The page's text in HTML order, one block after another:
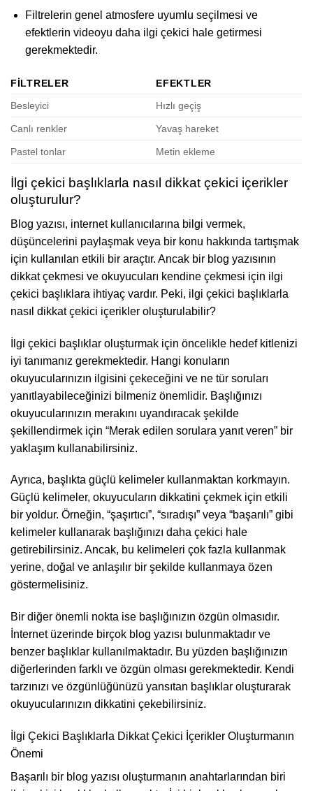
Filtrelerin genel atmosfere uyumlu seçilmesi ve
efektlerin videoyu daha ilgi çekici hale getirmesi
gerekmektedir.
FILTRELER
EFEKTLER
Besleyici
Hızlı geçiş
Canlı renkler Yavaş hareket
Pastel tonlar Metin ekleme
İlgi çekici başlıklarla nasıl dikkat çekici içerikler
oluşturulur?
Blog yazısı, internet kullanıcılarına bilgi vermek,
düşüncelerini paylaşmak veya bir konu hakkında tartışmak
için kullanılan etkili bir araçtır. Ancak bir blog yazısının
dikkat çekmesi ve okuyucuları kendine çekmesi için ilgi
çekici başlıklara ihtiyaç vardır. Peki, ilgi çekici başlıklarla
nasıl dikkat çekici içerikler oluşturulabilir?
İlgi çekici başlıklar oluşturmak için öncelikle hedef kitlenizi
iyi tanımanız gerekmektedir. Hangi konuların
okuyucularınızın ilgisini çekeceğini ve ne tür soruları
yanıtlayabileceğinizi bilmeniz önemlidir. Başlığınızı
okuyucularınızın merakını uyandıracak şekilde
şekillendirmek için “Merak edilen sorulara yanıt veren” bir
yaklaşım kullanabilirsiniz.
Ayrıca, başlıkta güçlü kelimeler kullanmaktan korkmayın.
Güçlü kelimeler, okuyucuların dikkatini çekmek için etkili
bir yoldur. Örneğin, “şaşırtıcı”, “sıradışı” veya “başarılı” gibi
kelimeler kullanarak başlığınızı daha çekici hale
getirebilirsiniz. Ancak, bu kelimeleri çok fazla kullanmak
yerine, doğal ve anlaşılır bir şekilde kullanmaya özen
göstermelisiniz.
Bir diğer önemli nokta ise başlığınızın özgün olmasıdır.
İnternet üzerinde birçok blog yazısı bulunmaktadır ve
benzer başlıklar kullanılmaktadır. Bu yüzden başlığınızın
diğerlerinden farklı ve özgün olması gerekmektedir. Kendi
tarzınızı ve özgünlüğünüzü yansıtan başlıklar oluşturarak
okuyucularınızın dikkatini çekebilirsiniz.
İlgi Çekici Başlıklarla Dikkat Çekici İçerikler Oluşturmanın
Önemi
Başarılı bir blog yazısı oluşturmanın anahtarlarından biri